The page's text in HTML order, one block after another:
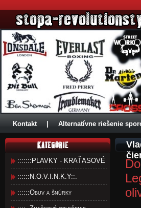
Kontakt Alternatívne riešenie
:::::::PLAVKY - KRAŤASOVÉ
::::::N.O.V.I.N.K.Y::.
::::::Obuv a šnúrky